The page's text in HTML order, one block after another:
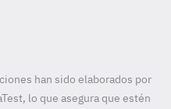
han sido elaborados por
lo que asegura que estén